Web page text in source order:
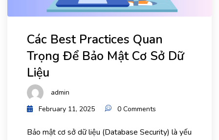
Các Best Practices Quan
Trọng Để Bảo Mật Cơ Sở Dữ
Liệu
admin
February 11, 2025
0 Comments
Bảo mật cơ sở dữ liệu (Database Security) là yếu